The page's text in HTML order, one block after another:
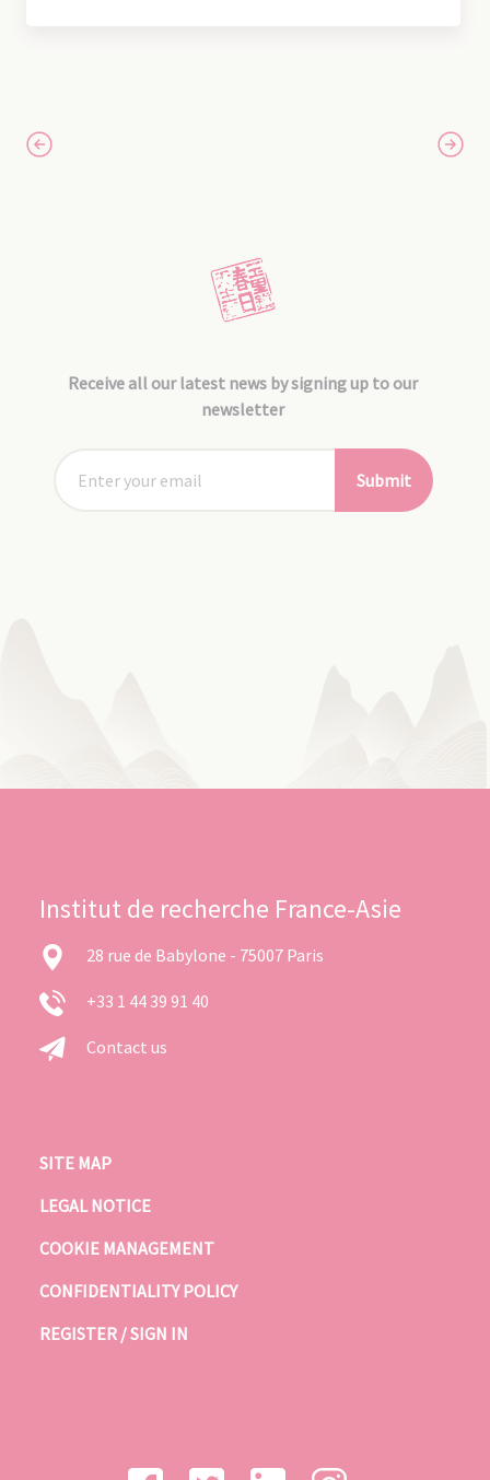
Receive all our latest news by signing up to our
newsletter
Submit
Institut de recherche France-Asie
28 rue de Babylone - 75007 Paris
+33 1 44 39 91 40
Contact us
SITE MAP
LEGAL NOTICE
COOKIE MANAGEMENT
CONFIDENTIALITY POLICY
REGISTER / SIGN IN